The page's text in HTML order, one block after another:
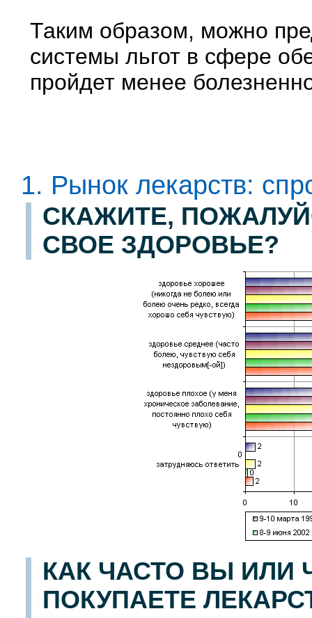
Таким образом, можно
системы льгот в сфере
пройдет менее
1. Рынок лекарств:
СКАЖИТЕ,
СВОЕ ЗДОРОВЬЕ?
КАК ЧАСТО ВЫ
ПОКУПАЕТЕ